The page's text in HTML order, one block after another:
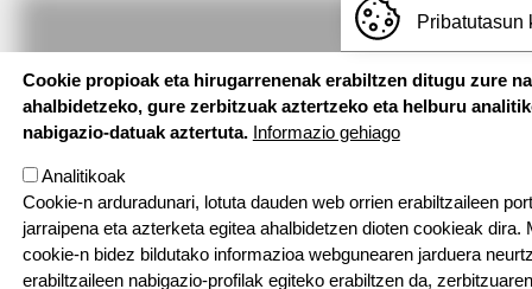
Pribatutasun
Cookie propioak eta hirugarrenenak erabiltzen ditugu zure
ahalbidetzeko, gure zerbitzuak aztertzeko eta helburu
nabigazio-datuak aztertuta. Informazio gehiago
Analitikoak
Cookie-n arduradunari, lotuta dauden web orrien erabiltzaileen
jarraipena eta azterketa egitea ahalbidetzen dioten cookieak dira.
cookie-n bidez bildutako informazioa webgunearen jarduera
erabiltzaileen nabigazio-profilak egiteko erabiltzen da,